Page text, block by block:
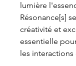
lumière
Résonance[s]
créativité et
essentielle
les